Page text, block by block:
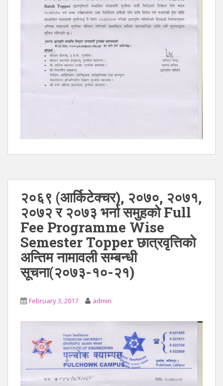
२०६९ (आर्किटेक्चर), २०७०, २०७१,
२०७२ र २०७३ भर्ना समुहको Full
Fee Programme Wise
Semester Topper छात्रवृत्तिको
अन्तिम नामावली सम्बन्धी
सूचना(२०७३-१०-२१)
February 3, 2017 admin